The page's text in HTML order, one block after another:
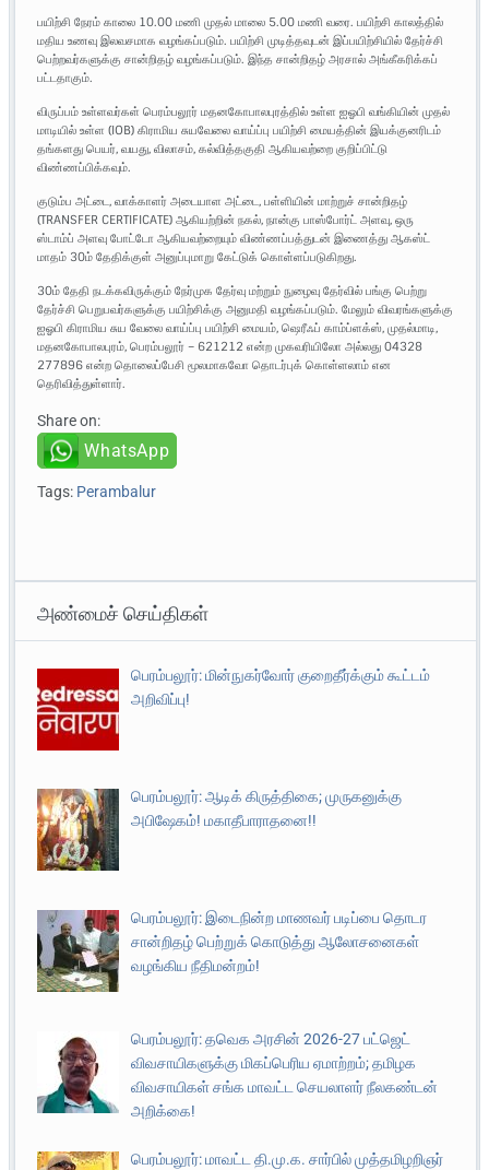
பயிற்சி நேரம் காலை 10.00 மணி முதல் மாலை 5.00 மணி வரை. பயிற்சி காலத்தில்
மதிய உணவு இலவசமாக வழங்கப்படும். பயிற்சி முடித்தவுடன் இப்பயிற்சியில் தேர்ச்சி
பெற்றவர்களுக்கு சான்றிதழ் வழங்கப்படும். இந்த சான்றிதழ் அரசால் அங்கீகரிக்கப்
பட்டதாகும்.
விருப்பம் உள்ளவர்கள் பெரம்பலூர் மதனகோபாலபுரத்தில் உள்ள ஐஓபி வங்கியின் முதல்
மாடியில் உள்ள (IOB) கிராமிய சுயவேலை வாய்ப்பு பயிற்சி மையத்தின் இயக்குனரிடம்
தங்களது பெயர், வயது, விலாசம், கல்வித்தகுதி ஆகியவற்றை குறிப்பிட்டு
விண்ணப்பிக்கவும்.
குடும்ப அட்டை, வாக்காளர் அடையாள அட்டை, பள்ளியின் மாற்றுச் சான்றிதழ்
(TRANSFER CERTIFICATE) ஆகியற்றின் நகல், நான்கு பாஸ்போர்ட் அளவு, ஒரு
ஸ்டாம்ப் அளவு போட்டோ ஆகியவற்றையும் விண்ணப்பத்துடன் இணைத்து ஆகஸ்ட்
மாதம் 30ம் தேதிக்குள் அனுப்புமாறு கேட்டுக் கொள்ளப்படுகிறது.
30ம் தேதி நடக்கவிருக்கும் நேர்முக தேர்வு மற்றும் நுழைவு தேர்வில் பங்கு பெற்று
தேர்ச்சி பெறுபவர்களுக்கு பயிற்சிக்கு அனுமதி வழங்கப்படும். மேலும் விவரங்களுக்கு
ஐஓபி கிராமிய சுய வேலை வாய்ப்பு பயிற்சி மையம், ஷெரீஃப் காம்ப்ளக்ஸ், முதல்மாடி,
மதனகோபாலபுரம், பெரம்பலூர் – 621212 என்ற முகவரியிலோ அல்லது 04328
277896 என்ற தொலைப்பேசி மூலமாகவோ தொடர்புக் கொள்ளலாம் என
தெரிவித்துள்ளார்.
Share on:
WhatsApp
Tags: Perambalur
அண்மைச் செய்திகள்
பெரம்பலூர்: மின்நுகர்வோர் குறைதீர்க்கும் கூட்டம்
அறிவிப்பு!
பெரம்பலூர்: ஆடிக் கிருத்திகை; முருகனுக்கு
அபிஷேகம்! மகாதீபாராதனை!!
பெரம்பலூர்: இடைநின்ற மாணவர் படிப்பை தொடர
சான்றிதழ் பெற்றுக் கொடுத்து ஆலோசனைகள்
வழங்கிய நீதிமன்றம்!
பெரம்பலூர்: தவெக அரசின் 2026-27 பட்ஜெட்
விவசாயிகளுக்கு மிகப்பெரிய ஏமாற்றம்; தமிழக
விவசாயிகள் சங்க மாவட்ட செயலாளர் நீலகண்டன்
அறிக்கை!
பெரம்பலூர்: மாவட்ட தி.மு.க. சார்பில் முத்தமிழறிஞர்